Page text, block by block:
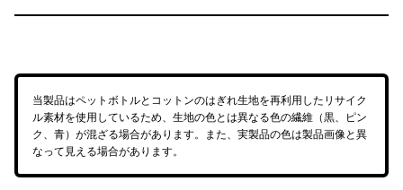
当製品はペットボトルとコットンのはぎれ生地を再利用したリサイク
ル素材を使用しているため、生地の色とは異なる色の繊維（黒、ピン
ク、青）が混ざる場合があります。また、実製品の色は製品画像と異
なって見える場合があります。